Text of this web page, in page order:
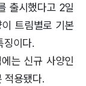
출시했다고 2일
트림별로 기본
징이다.
는 신규 사양인
적용됐다.